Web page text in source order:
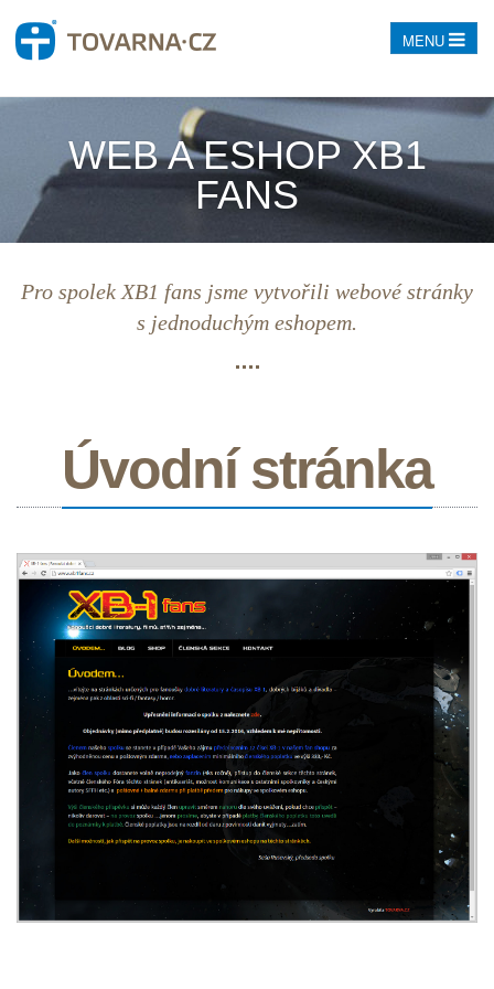
MENU
WEB A ESHOP XB1
FANS
Pro spolek XB1 fans jsme vytvořili webové stránky
s jednoduchým eshopem.
Úvodní stránka